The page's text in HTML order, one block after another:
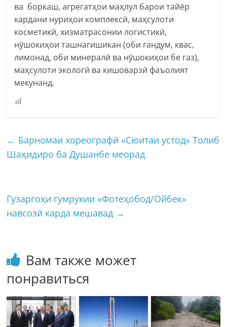
ва боркаш, агрегатҳои маҳлул барои тайёр
кардани нуриҳои комплексӣ, маҳсулоти
косметикӣ, хизматрасонии логистикӣ,
нӯшокиҳои ташнагишикан (оби гандум, квас,
лимонад, оби минералӣ ва нӯшокиҳои бе газ),
маҳсулоти экологӣ ва кишоварзӣ фаъолият
мекунанд.
← Барномаи хореографӣ «Сюитаи устод» Толиб
Шаҳидиро ба Душанбе меорад
Гузаргоҳи гумрукии «Фотеҳобод/Ойбек»
навсозӣ карда мешавад →
Вам также может
понравиться